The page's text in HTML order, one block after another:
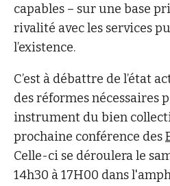
capables – sur une base
rivalité avec les services
l’existence.
C’est à débattre de l’état
des réformes nécessaires
instrument du bien
prochaine conférence des
Celle-ci se déroulera le
14h30 à 17H00 dans